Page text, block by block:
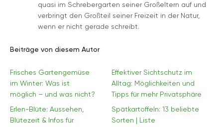
quasi im Schrebergarten seiner Großeltern auf und
verbringt den Großteil seiner Freizeit in der Natur,
wenn er nicht gerade schreibt.
Beiträge von diesem Autor
Frisches Gartengemüse
im Winter: Was ist
möglich – und was nicht?
Effektiver Sichtschutz im
Alltag: Möglichkeiten und
Tipps für mehr Privatsphäre
Erlen-Blüte: Aussehen,
Blütezeit & Infos für
Spätkartoffeln: 13 beliebte
Sorten | Liste